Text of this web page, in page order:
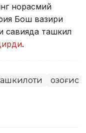
норасмий
Бош вазири
савияда ташкил
.